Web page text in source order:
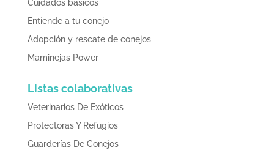
Cuidados básicos
Entiende a tu conejo
Adopción y rescate de conejos
Maminejas Power
Listas colaborativas
Veterinarios De Exóticos
Protectoras Y Refugios
Guarderías De Conejos